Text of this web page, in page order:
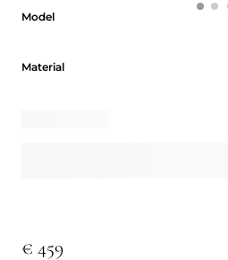
Model
Material
€ 459